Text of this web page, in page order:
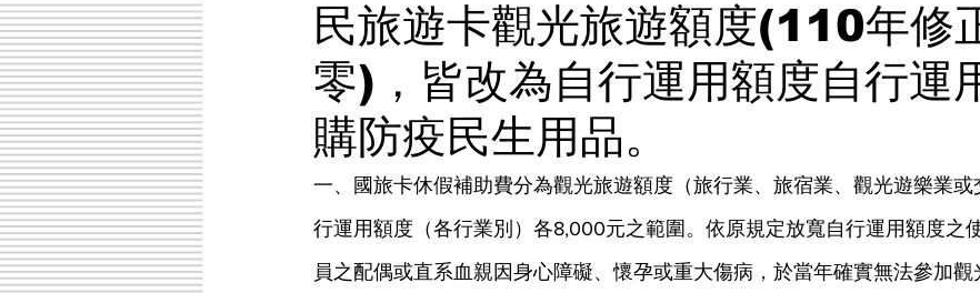
民旅遊卡觀光旅遊額度(110年修
零)，皆改為自行運用額度自行運
購防疫民生用品。
一、國旅卡休假補助費分為觀光旅遊額度（旅行業、旅宿業、觀光遊樂業或
行運用額度（各行業別）各8,000元之範圍。依原規定放寬自行運用額度之
員之配偶或直系血親因身心障礙、懷孕或重大傷病，於當年確實無法參加